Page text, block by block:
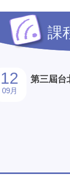
課
12
09月
第三屆台